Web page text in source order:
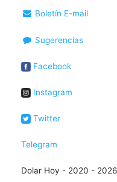
Boletín E-mail
Sugerencias
Facebook
Instagram
Twitter
Telegram
Dolar Hoy - 2020 -